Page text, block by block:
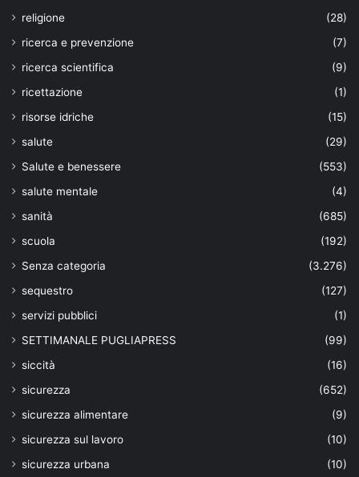
religione
(28)
ricerca e prevenzione
(7)
ricerca scientifica
(9)
ricettazione
(1)
risorse idriche
(15)
salute
(29)
Salute e benessere
(553)
salute mentale
(4)
sanità
(685)
scuola
(192)
Senza categoria
(3.276)
sequestro
(127)
servizi pubblici
(1)
SETTIMANALE PUGLIAPRESS
(99)
siccità
(16)
sicurezza
(652)
sicurezza alimentare
(9)
sicurezza sul lavoro
(10)
sicurezza urbana
(10)